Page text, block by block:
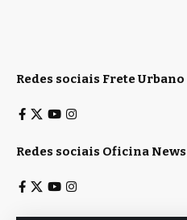
Redes sociais Frete Urbano
Redes sociais Oficina News